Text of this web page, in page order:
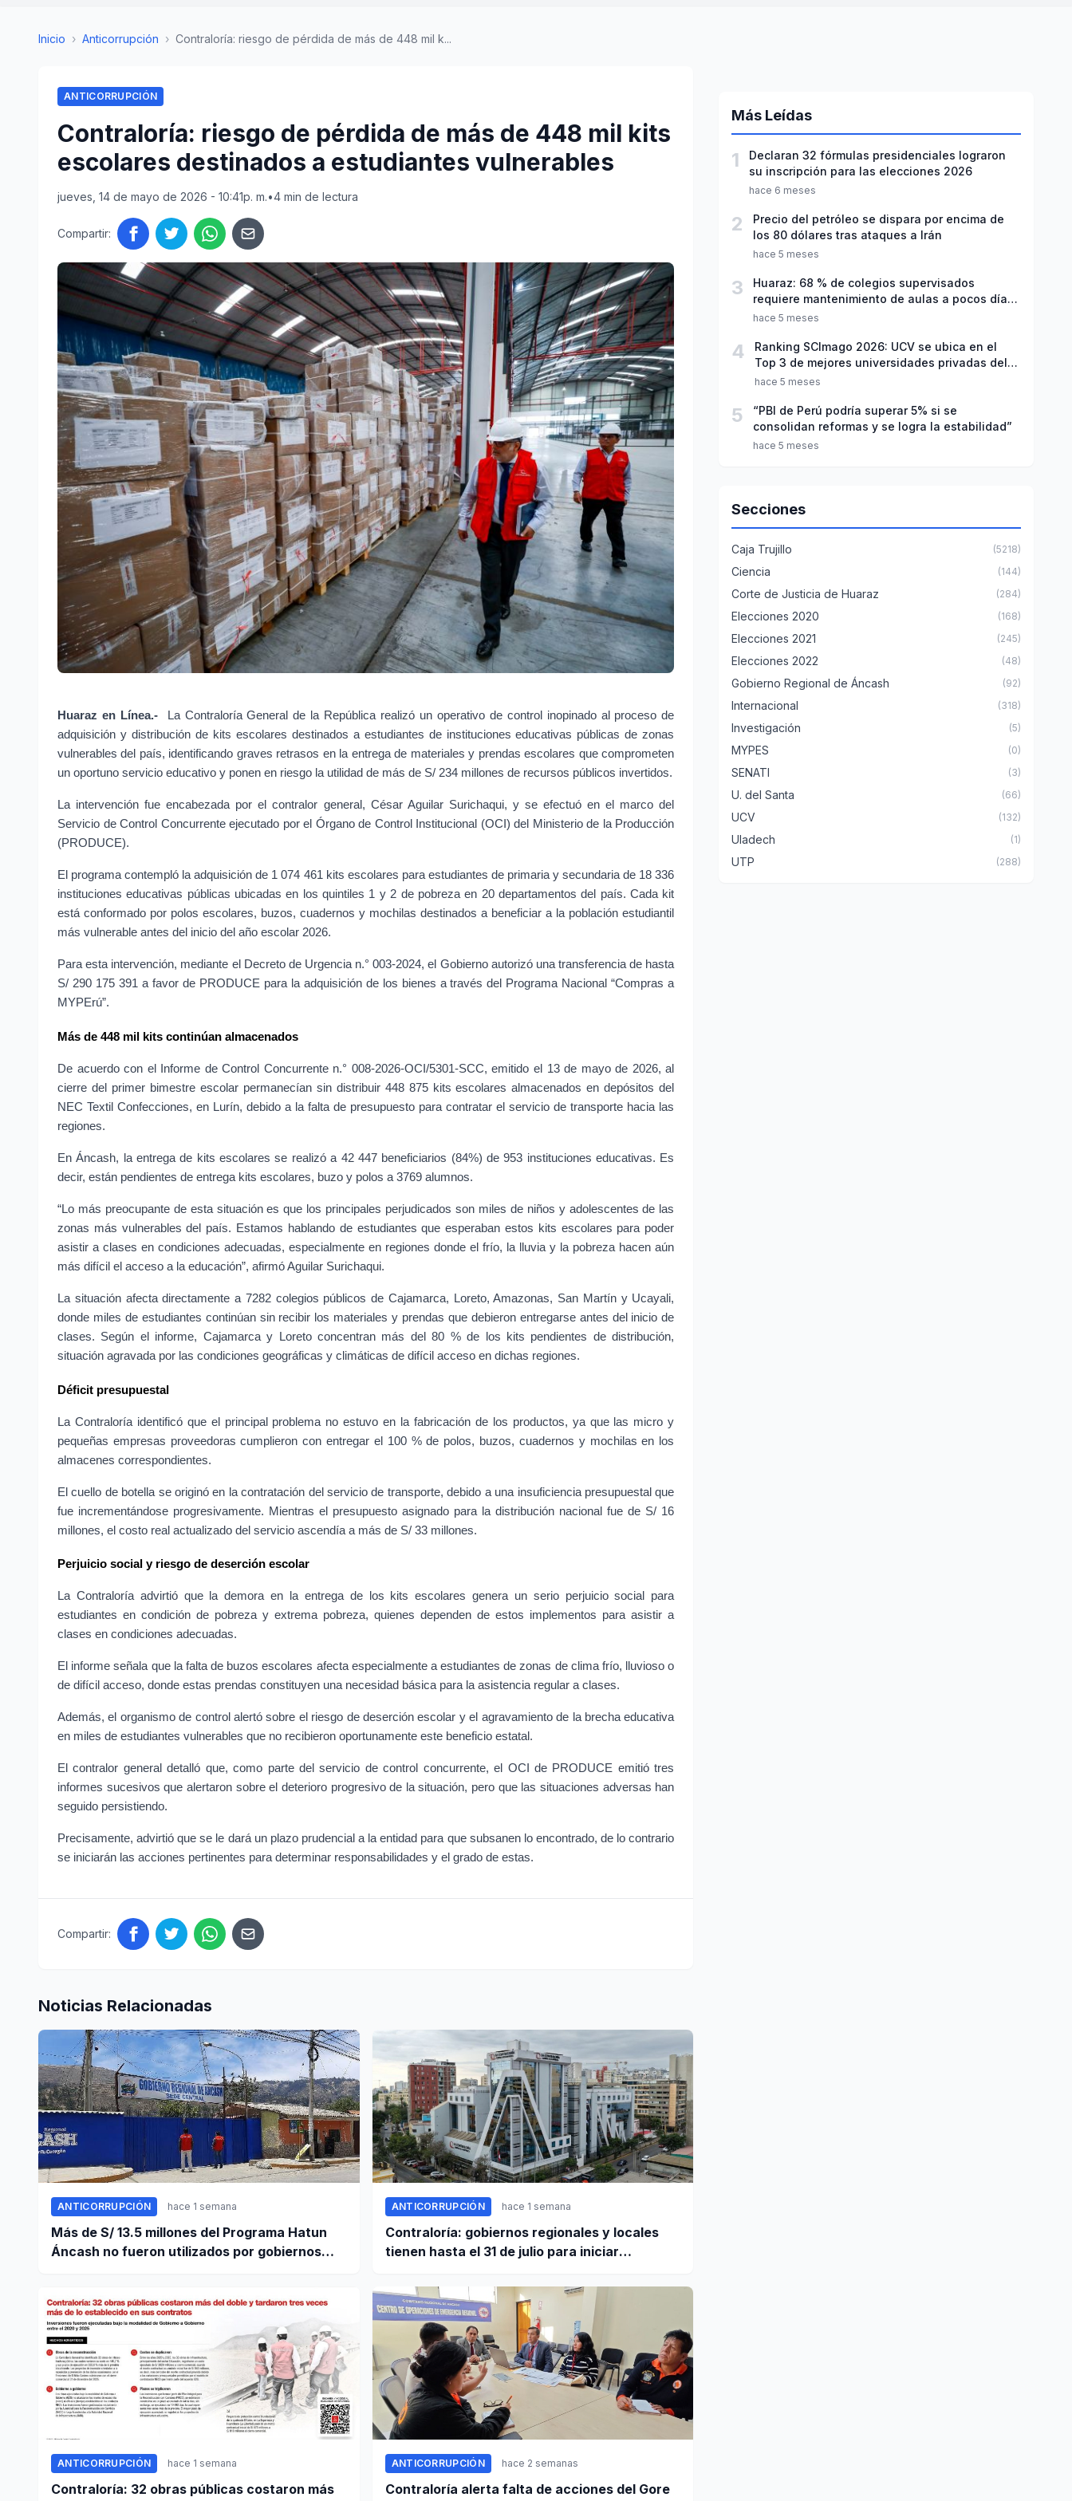
Inicio › Anticorrupción › Contraloría: riesgo de pérdida de más de 448 mil k...
ANTICORRUPCIÓN
Contraloría: riesgo de pérdida de más de 448 mil kits
escolares destinados a estudiantes vulnerables
jueves, 14 de mayo de 2026 - 10:41p. m.•4 min de lectura
Compartir:
Huaraz en Línea.-
La Contraloría General de la República realizó un operativo de control inopinado al proceso de
adquisición y distribución de kits escolares destinados a estudiantes de instituciones educativas públicas de zonas
vulnerables del país, identificando graves retrasos en la entrega de materiales y prendas escolares que comprometen
un oportuno servicio educativo y ponen en riesgo la utilidad de más de S/ 234 millones de recursos públicos invertidos.
La intervención fue encabezada por el contralor general, César Aguilar Surichaqui, y se efectuó en el marco del
Servicio de Control Concurrente ejecutado por el Órgano de Control Institucional (OCI) del Ministerio de la Producción
(PRODUCE).
El programa contempló la adquisición de 1 074 461 kits escolares para estudiantes de primaria y secundaria de 18 336
instituciones educativas públicas ubicadas en los quintiles 1 y 2 de pobreza en 20 departamentos del país. Cada kit
está conformado por polos escolares, buzos, cuadernos y mochilas destinados a beneficiar a la población estudiantil
más vulnerable antes del inicio del año escolar 2026.
Para esta intervención, mediante el Decreto de Urgencia n.° 003-2024, el Gobierno autorizó una transferencia de hasta
S/ 290 175 391 a favor de PRODUCE para la adquisición de los bienes a través del Programa Nacional “Compras a
MYPErú”.
Más de 448 mil kits continúan almacenados
De acuerdo con el Informe de Control Concurrente n.° 008-2026-OCI/5301-SCC, emitido el 13 de mayo de 2026, al
cierre del primer bimestre escolar permanecían sin distribuir 448 875 kits escolares almacenados en depósitos del
NEC Textil Confecciones, en Lurín, debido a la falta de presupuesto para contratar el servicio de transporte hacia las
regiones.
En Áncash, la entrega de kits escolares se realizó a 42 447 beneficiarios (84%) de 953 instituciones educativas. Es
decir, están pendientes de entrega kits escolares, buzo y polos a 3769 alumnos.
“Lo más preocupante de esta situación es que los principales perjudicados son miles de niños y adolescentes de las
zonas más vulnerables del país. Estamos hablando de estudiantes que esperaban estos kits escolares para poder
asistir a clases en condiciones adecuadas, especialmente en regiones donde el frío, la lluvia y la pobreza hacen aún
más difícil el acceso a la educación”, afirmó Aguilar Surichaqui.
La situación afecta directamente a 7282 colegios públicos de Cajamarca, Loreto, Amazonas, San Martín y Ucayali,
donde miles de estudiantes continúan sin recibir los materiales y prendas que debieron entregarse antes del inicio de
clases. Según el informe, Cajamarca y Loreto concentran más del 80 % de los kits pendientes de distribución,
situación agravada por las condiciones geográficas y climáticas de difícil acceso en dichas regiones.
Déficit presupuestal
La Contraloría identificó que el principal problema no estuvo en la fabricación de los productos, ya que las micro y
pequeñas empresas proveedoras cumplieron con entregar el 100 % de polos, buzos, cuadernos y mochilas en los
almacenes correspondientes.
El cuello de botella se originó en la contratación del servicio de transporte, debido a una insuficiencia presupuestal que
fue incrementándose progresivamente. Mientras el presupuesto asignado para la distribución nacional fue de S/ 16
millones, el costo real actualizado del servicio ascendía a más de S/ 33 millones.
Perjuicio social y riesgo de deserción escolar
La Contraloría advirtió que la demora en la entrega de los kits escolares genera un serio perjuicio social para
estudiantes en condición de pobreza y extrema pobreza, quienes dependen de estos implementos para asistir a
clases en condiciones adecuadas.
El informe señala que la falta de buzos escolares afecta especialmente a estudiantes de zonas de clima frío, lluvioso o
de difícil acceso, donde estas prendas constituyen una necesidad básica para la asistencia regular a clases.
Además, el organismo de control alertó sobre el riesgo de deserción escolar y el agravamiento de la brecha educativa
en miles de estudiantes vulnerables que no recibieron oportunamente este beneficio estatal.
El contralor general detalló que, como parte del servicio de control concurrente, el OCI de PRODUCE emitió tres
informes sucesivos que alertaron sobre el deterioro progresivo de la situación, pero que las situaciones adversas han
seguido persistiendo.
Precisamente, advirtió que se le dará un plazo prudencial a la entidad para que subsanen lo encontrado, de lo contrario
se iniciarán las acciones pertinentes para determinar responsabilidades y el grado de estas.
Compartir:
Noticias Relacionadas
ANTICORRUPCIÓN hace 1 semana
Más de S/ 13.5 millones del Programa Hatun
Áncash no fueron utilizados por gobiernos
ANTICORRUPCIÓN hace 1 semana
Contraloría: gobiernos regionales y locales
tienen hasta el 31 de julio para iniciar
ANTICORRUPCIÓN hace 1 semana
Contraloría: 32 obras públicas costaron más
ANTICORRUPCIÓN hace 2 semanas
Contraloría alerta falta de acciones del Gore
Más Leídas
1
Declaran 32 fórmulas presidenciales lograron
su inscripción para las elecciones 2026
hace 6 meses
2
Precio del petróleo se dispara por encima de
los 80 dólares tras ataques a Irán
hace 5 meses
3
Huaraz: 68 % de colegios supervisados
requiere mantenimiento de aulas a pocos días
de inicio del año escolar 2026
hace 5 meses
4
Ranking SCImago 2026: UCV se ubica en el
Top 3 de mejores universidades privadas del
Perú
hace 5 meses
5
“PBI de Perú podría superar 5% si se
consolidan reformas y se logra la estabilidad”
hace 5 meses
Secciones
Caja Trujillo (5218)
Ciencia (144)
Corte de Justicia de Huaraz (284)
Elecciones 2020 (168)
Elecciones 2021 (245)
Elecciones 2022 (48)
Gobierno Regional de Áncash (92)
Internacional (318)
Investigación (5)
MYPES (0)
SENATI (3)
U. del Santa (66)
UCV (132)
Uladech (1)
UTP (288)